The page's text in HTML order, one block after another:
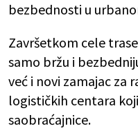
bezbednosti u
Završetkom cele
samo bržu i
već i novi zamajac za
logističkih centara
saobraćajnice.